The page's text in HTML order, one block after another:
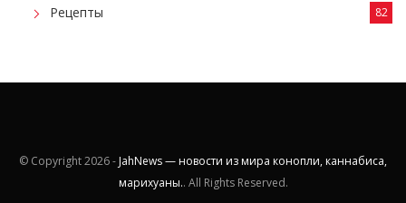
Рецепты 82
© Copyright2026 - JahNews — новости из мира конопли, каннабиса,
марихуаны.. All Rights Reserved.